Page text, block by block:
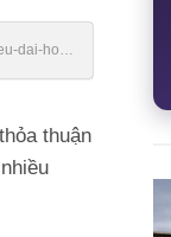
dai-hoc-
thuận